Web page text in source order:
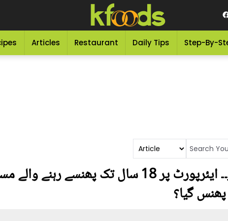
Articles Restaurant Daily Tips Step-By-
بریف کیس چوری ہوا اور پھر۔۔ ایئرپورٹ پر 18 سال
پھنس گیا؟